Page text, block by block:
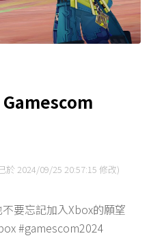
Gamescom
於 2024/09/25 20:57:15 修改)
要忘記加入Xbox的願望
#gamescom2024